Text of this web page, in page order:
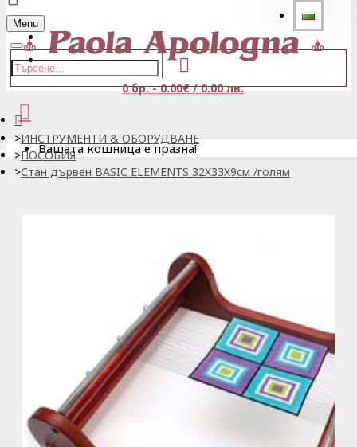
Регистрация
Menu
0 бр. - 0.00€ / 0.00 лв.
Вашата кошница е празна!
ИНСТРУМЕНТИ & ОБОРУДВАНЕ
ПОСОБИЯ
Стан дървен BASIC ELEMENTS 32X33X9см /голям